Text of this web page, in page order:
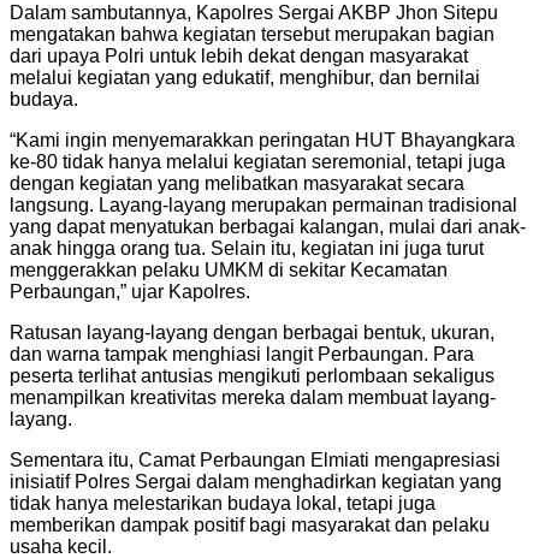
Dalam sambutannya, Kapolres Sergai AKBP Jhon Sitepu
mengatakan bahwa kegiatan tersebut merupakan bagian
dari upaya Polri untuk lebih dekat dengan masyarakat
melalui kegiatan yang edukatif, menghibur, dan bernilai
budaya.
“Kami ingin menyemarakkan peringatan HUT Bhayangkara
ke-80 tidak hanya melalui kegiatan seremonial, tetapi juga
dengan kegiatan yang melibatkan masyarakat secara
langsung. Layang-layang merupakan permainan tradisional
yang dapat menyatukan berbagai kalangan, mulai dari anak-
anak hingga orang tua. Selain itu, kegiatan ini juga turut
menggerakkan pelaku UMKM di sekitar Kecamatan
Perbaungan,” ujar Kapolres.
Ratusan layang-layang dengan berbagai bentuk, ukuran,
dan warna tampak menghiasi langit Perbaungan. Para
peserta terlihat antusias mengikuti perlombaan sekaligus
menampilkan kreativitas mereka dalam membuat layang-
layang.
Sementara itu, Camat Perbaungan Elmiati mengapresiasi
inisiatif Polres Sergai dalam menghadirkan kegiatan yang
tidak hanya melestarikan budaya lokal, tetapi juga
memberikan dampak positif bagi masyarakat dan pelaku
usaha kecil.